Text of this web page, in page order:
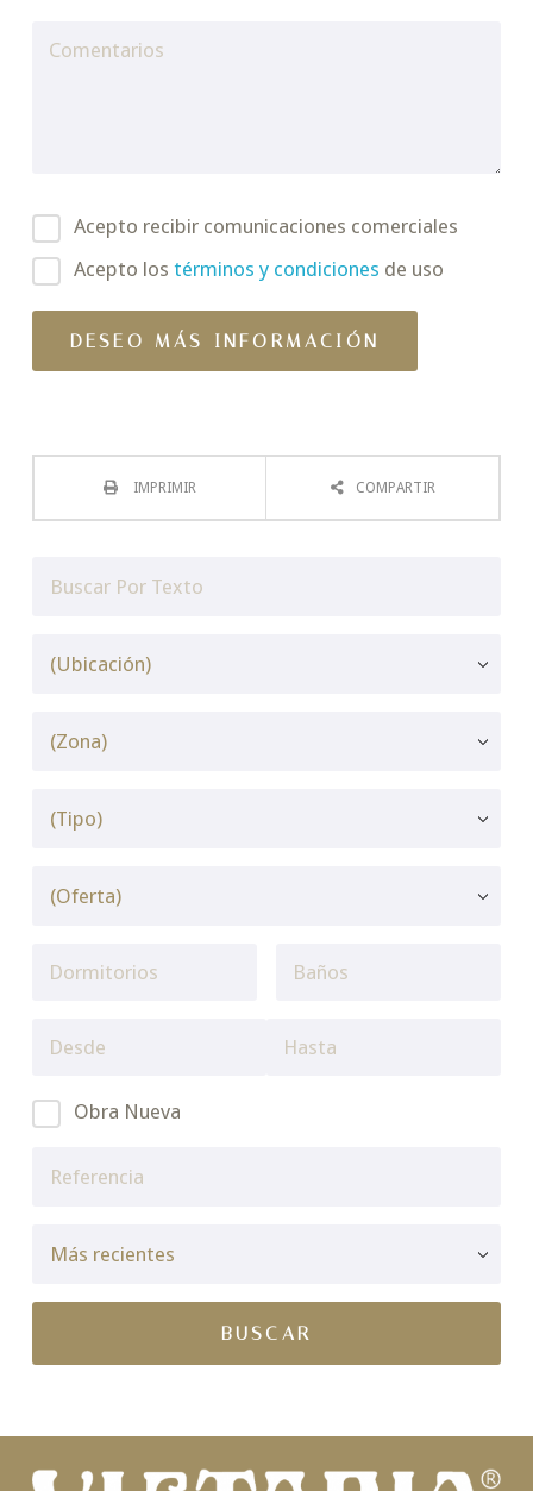
Acepto recibir comunicaciones comerciales
Acepto los términos y condiciones de uso
IMPRIMIR COMPARTIR
Obra Nueva